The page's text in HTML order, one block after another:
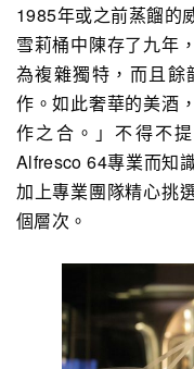
1985年或之前蒸餾的
雪莉桶中陳存了九年
為複雜獨特，而且
作。如此奢華的美酒
作之合。」不得不
Alfresco 64專業而知
加上專業團隊精心挑
個層次。